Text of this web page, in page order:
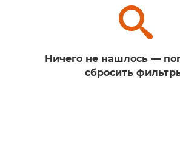
Ничего не нашлось —
сбросить